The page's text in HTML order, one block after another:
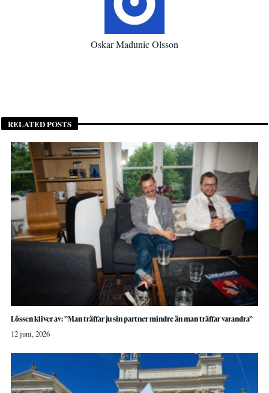
Oskar Madunic Olsson
RELATED POSTS
Lössen kliver av: ”Man träffar ju sin partner mindre än man träffar varandra”
12 juni, 2026